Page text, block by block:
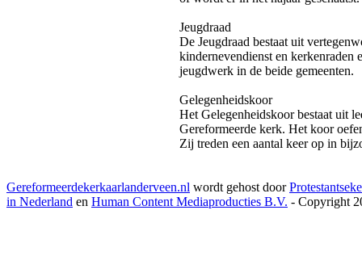
Jeugdraad
De Jeugdraad bestaat uit
kindernevendienst en kerkenraden
jeugdwerk in de beide gemeenten.
Gelegenheidskoor
Het Gelegenheidskoor bestaat uit
Gereformeerde kerk. Het koor
Zij treden een aantal keer op in
Gereformeerdekerkaarlanderveen.nl wordt gehost door
in Nederland en Human Content Mediaproducties B.V. - Copyright